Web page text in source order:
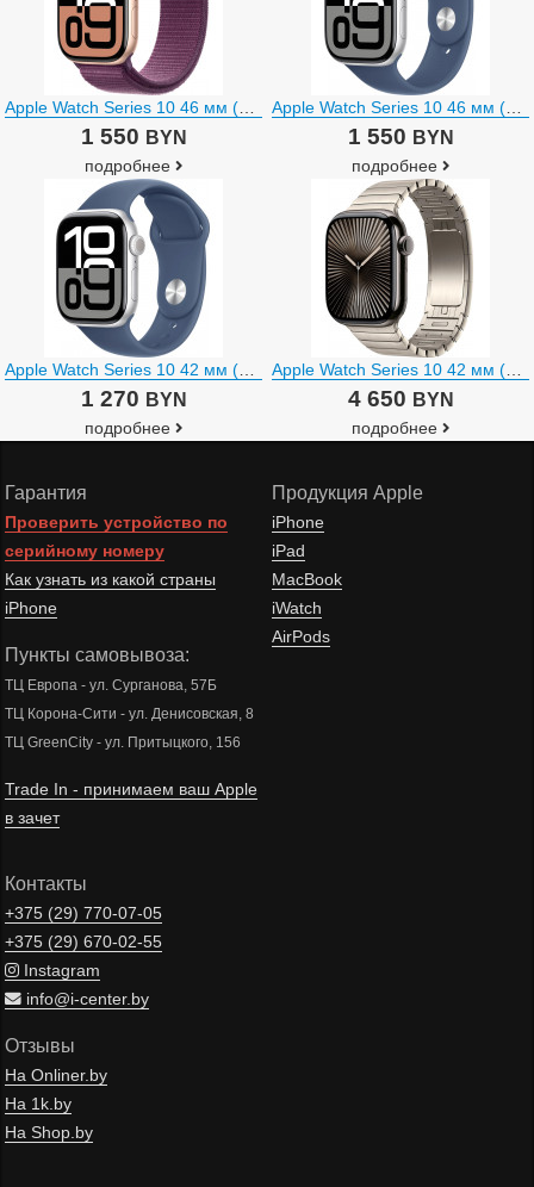
Apple Watch Series 10 46 мм (алюминиевый корпус, розовое золото/сливовый, нейлоновый ремешок)
1 550 BYN
подробнее
Apple Watch Series 10 46 мм (алюминиевый корпус, серебристый/синий, спортивный силиконовый ремешок)
1 550 BYN
подробнее
Apple Watch Series 10 42 мм (алюминиевый корпус, серебристый/синий, спортивный силиконовый ремешок)
1 270 BYN
подробнее
Apple Watch Series 10 42 мм (титановый корпус, сланец/натуральный, стальной ремешок)
4 650 BYN
подробнее
Гарантия
Проверить устройство по
серийному номеру
Как узнать из какой страны
iPhone
Пункты самовывоза:
ТЦ Европа - ул. Сурганова, 57Б
ТЦ Корона-Сити - ул. Денисовская, 8
ТЦ GreenCity - ул. Притыцкого, 156
Trade In - принимаем ваш Apple
в зачет
Продукция Apple
iPhone
iPad
MacBook
iWatch
AirPods
Контакты
+375 (29)770-07-05
+375 (29)670-02-55
Instagram
info@i-center.by
Отзывы
На Onliner.by
На 1k.by
На Shop.by